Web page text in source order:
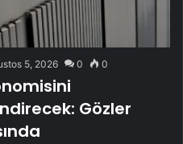
5, 2026 0 0
Gözler